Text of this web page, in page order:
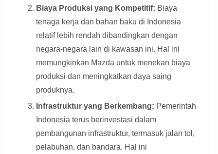
Biaya Produksi yang Kompetitif: Biaya
tenaga kerja dan bahan baku di Indonesia
relatif lebih rendah dibandingkan dengan
negara-negara lain di kawasan ini. Hal ini
memungkinkan Mazda untuk menekan biaya
produksi dan meningkatkan daya saing
produknya.
Infrastruktur yang Berkembang: Pemerintah
Indonesia terus berinvestasi dalam
pembangunan infrastruktur, termasuk jalan tol,
pelabuhan, dan bandara. Hal ini